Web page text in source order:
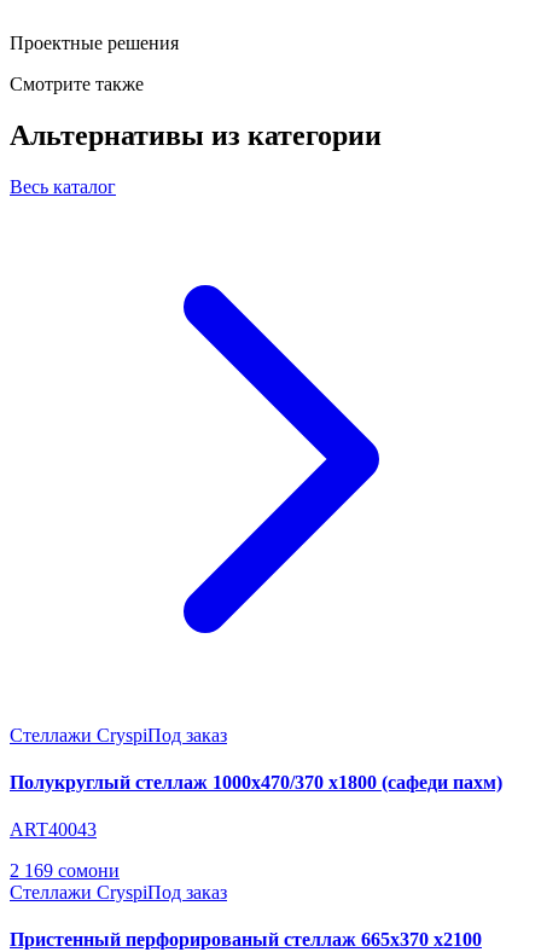
Проектные решения
Смотрите также
Альтернативы из категории
Весь каталог
Стеллажи CryspiПод заказ
Полукруглый стеллаж 1000х470/370 х1800 (сафеди пахм)
ART40043
2 169 сомони
Стеллажи CryspiПод заказ
Пристенный перфорированый стеллаж 665х370 х2100